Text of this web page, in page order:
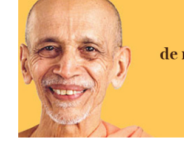
existe. Seul ce but spirituel le plus